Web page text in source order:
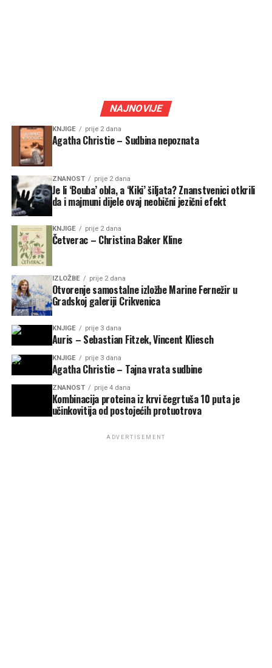
NAJNOVIJE
KNJIGE prije 2 dana
Agatha Christie – Sudbina nepoznata
ZNANOST prije 2 dana
Je li ‘Bouba’ obla, a ‘Kiki’ šiljata? Znanstvenici otkrili
da i majmuni dijele ovaj neobični jezični efekt
KNJIGE prije 2 dana
Četverac – Christina Baker Kline
IZLOŽBE prije 2 dana
Otvorenje samostalne izložbe Marine Fernežir u
Gradskoj galeriji Crikvenica
KNJIGE prije 3 dana
Auris – Sebastian Fitzek, Vincent Kliesch
KNJIGE prije 3 dana
Agatha Christie – Tajna vrata sudbine
ZNANOST prije 4 dana
Kombinacija proteina iz krvi čegrtuša 10 puta je
učinkovitija od postojećih protuotrova
ADVERTISEMENT